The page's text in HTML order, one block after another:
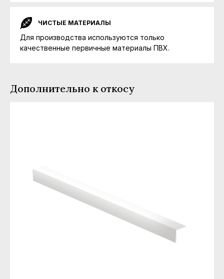
ЧИСТЫЕ МАТЕРИАЛЫ
Для производства используются только
качественные первичные материалы ПВХ.
Дополнительно к откосу